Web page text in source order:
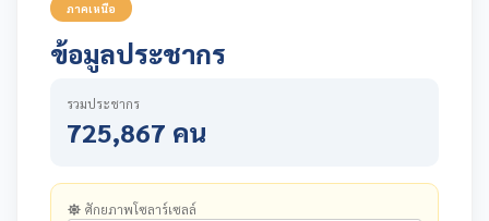
ภาคเหนือ
ข้อมูลประชากร
รวมประชากร
725,867 คน
ศักยภาพโซลาร์เซลล์